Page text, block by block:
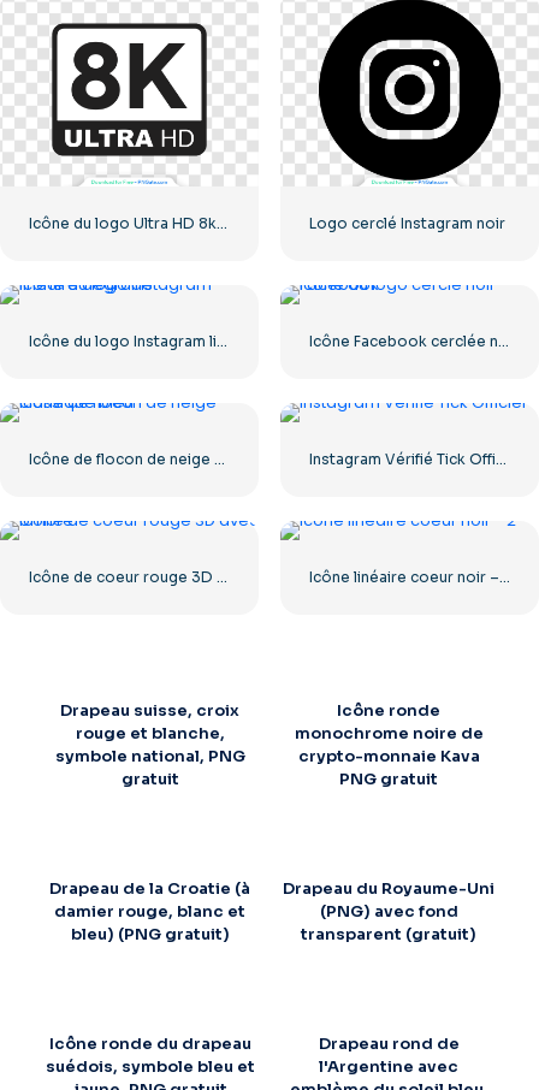
Logo cerclé Instagram noir
Drapeau suisse, croix
rouge et blanche,
symbole national, PNG
gratuit
Icône ronde
monochrome noire de
crypto-monnaie Kava
PNG gratuit
Drapeau de la Croatie (à
damier rouge, blanc et
bleu) (PNG gratuit)
Drapeau du Royaume-Uni
(PNG) avec fond
transparent (gratuit)
Icône ronde du drapeau
suédois, symbole bleu et
Drapeau rond de
l'Argentine avec